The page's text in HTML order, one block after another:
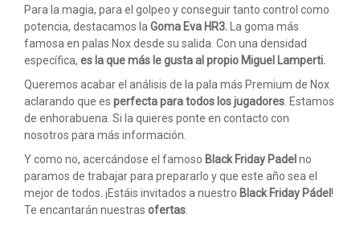
Para la magia, para el golpeo y conseguir tanto control como
potencia, destacamos la Goma Eva HR3.La goma más
famosa en palas Nox desde su salida. Con una densidad
específica, es la que más le gusta al propio Miguel Lamperti.
Queremos acabar el análisis de la pala más Premium de Nox
aclarando que es perfecta para todos los jugadores . Estamos
de enhorabuena. Si la quieres ponte en contacto con
nosotros para más información.
Y como no, acercándose el famoso Black Friday Padelno
paramos de trabajar para prepararlo y que este año sea el
mejor de todos. ¡Estáis invitados a nuestro Black Friday Pádel!
Te encantarán nuestras ofertas